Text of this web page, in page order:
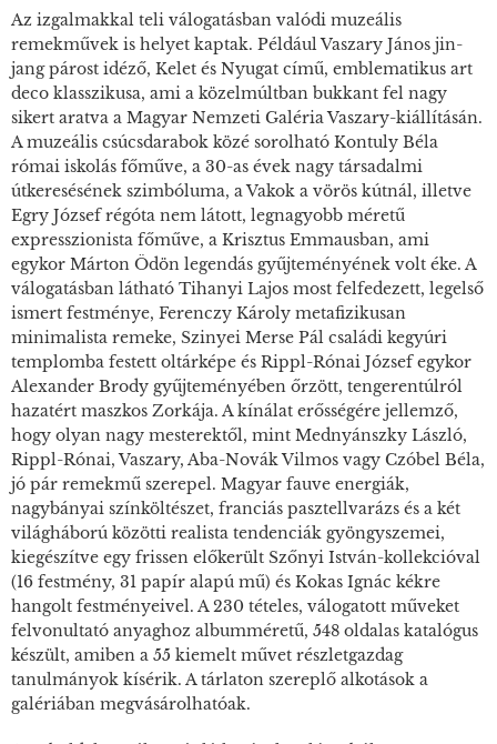
Az izgalmakkal teli válogatásban valódi muzeális
remekművek is helyet kaptak. Például Vaszary János jin-
jang párost idéző, Kelet és Nyugat című, emblematikus art
deco klasszikusa, ami a közelmúltban bukkant fel nagy
sikert aratva a Magyar Nemzeti Galéria Vaszary-kiállításán.
A muzeális csúcsdarabok közé sorolható Kontuly Béla
római iskolás főműve, a 30-as évek nagy társadalmi
útkeresésének szimbóluma, aVakok a vörös kútnál, illetve
Egry József régóta nem látott, legnagyobb méretű
expresszionista főműve, a Krisztus Emmausban, ami
egykor Márton Ödön legendás gyűjteményének volt éke. A
válogatásban látható Tihanyi Lajos most felfedezett, legelső
ismert festménye, Ferenczy Károly metafizikusan
minimalista remeke, Szinyei Merse Pál családi kegyúri
templomba festett oltárképe és Rippl-Rónai József egykor
Alexander Brody gyűjteményében őrzött, tengerentúlról
hazatért maszkos Zorkája. A kínálat erősségére jellemző,
hogy olyan nagy mesterektől, mint Mednyánszky László,
Rippl-Rónai, Vaszary, Aba-Novák Vilmos vagy Czóbel Béla,
jó pár remekmű szerepel. Magyar fauve energiák,
nagybányai színköltészet, franciás pasztellvarázs és a két
világháború közötti realista tendenciák gyöngyszemei,
kiegészítve egy frissen előkerült Szőnyi István-kollekcióval
(16 festmény, 31 papír alapú mű) és Kokas Ignác kékre
hangolt festményeivel. A 230 tételes, válogatott műveket
felvonultató anyaghoz albumméretű, 548 oldalas katalógus
készült, amiben a 55 kiemelt művet részletgazdag
tanulmányok kísérik. A tárlaton szereplő alkotások a
galériában megvásárolhatóak.